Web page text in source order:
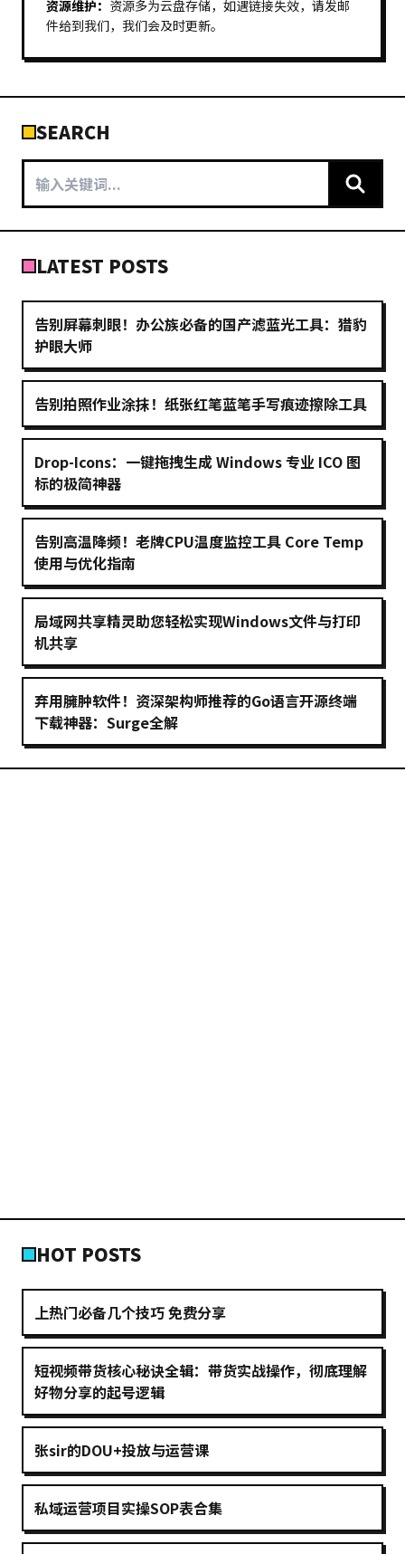
资源维护： 资源多为云盘存储，如遇链接失效，请发邮
件给到我们，我们会及时更新。
SEARCH
LATEST POSTS
告别屏幕刺眼！办公族必备的国产滤蓝光工具：猎豹
护眼大师
告别拍照作业涂抹！纸张红笔蓝笔手写痕迹擦除工具
Drop-Icons：一键拖拽生成 Windows 专业 ICO 图
标的极简神器
告别高温降频！老牌CPU温度监控工具 Core Temp
使用与优化指南
局域网共享精灵助您轻松实现Windows文件与打印
机共享
弃用臃肿软件！资深架构师推荐的Go语言开源终端
下载神器：Surge全解
HOT POSTS
上热门必备几个技巧 免费分享
短视频带货核心秘诀全辑：带货实战操作，彻底理解
好物分享的起号逻辑
张sir的DOU+投放与运营课
私域运营项目实操SOP表合集